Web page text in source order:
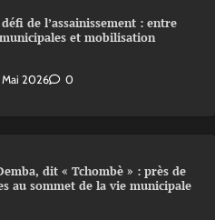
de l’assainissement : entre
et mobilisation
2026 0
dit « Tchombè » : près de
au sommet de la vie municipale